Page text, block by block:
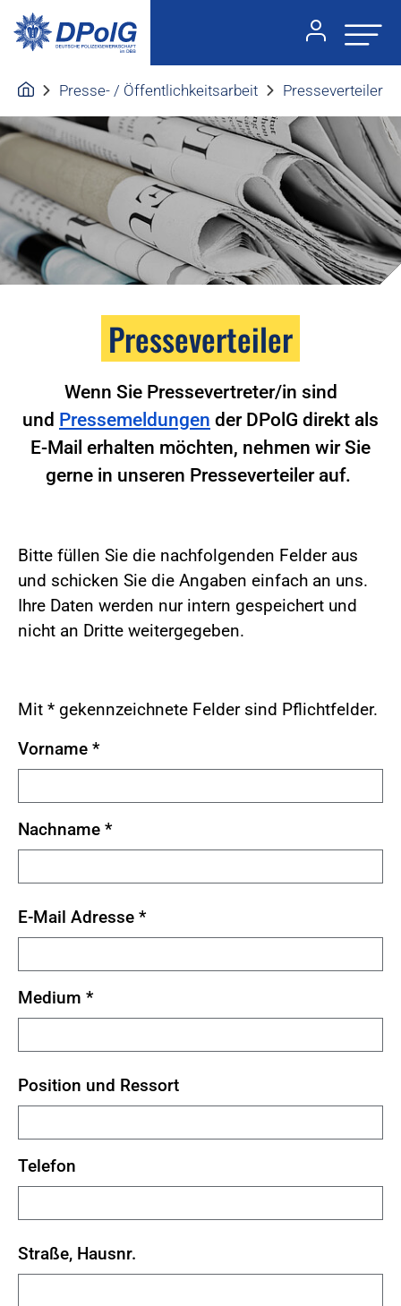
Presse- / Öffentlichkeitsarbeit Presseverteiler
Presseverteiler
Wenn Sie Pressevertreter/in sind
und Pressemeldungen der DPolG direkt als
E-Mail erhalten möchten, nehmen wir Sie
gerne in unseren Presseverteiler auf.
Bitte füllen Sie die nachfolgenden Felder aus
und schicken Sie die Angaben einfach an uns.
Ihre Daten werden nur intern gespeichert und
nicht an Dritte weitergegeben.
Mit * gekennzeichnete Felder sind Pflichtfelder.
Vorname *
Nachname *
E-Mail Adresse *
Medium *
Position und Ressort
Telefon
Straße, Hausnr.